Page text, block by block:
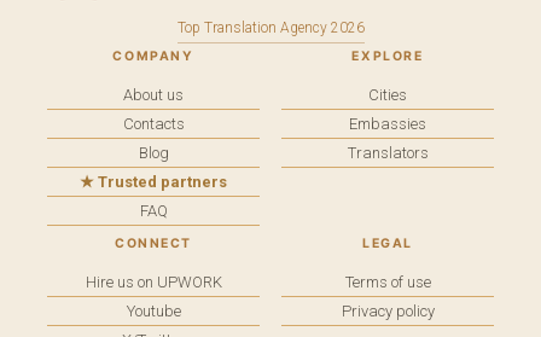
Top Translation Agency 2026
COMPANY
About us
Contacts
Blog
★ Trusted partners
FAQ
EXPLORE
Cities
Embassies
Translators
CONNECT
Hire us on UPWORK
Youtube
LEGAL
Terms of use
Privacy policy